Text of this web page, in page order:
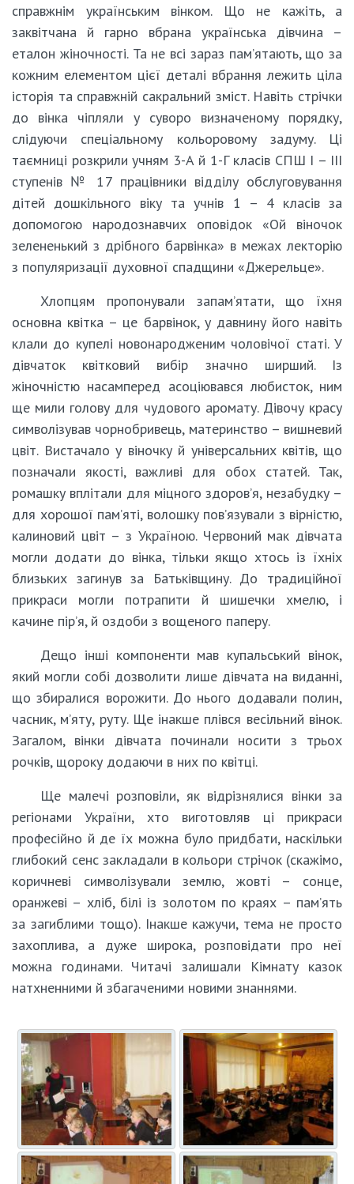
справжнім українським вінком. Що не кажіть, а
заквітчана й гарно вбрана українська дівчина –
еталон жіночності. Та не всі зараз пам’ятають, що за
кожним елементом цієї деталі вбрання лежить ціла
історія та справжній сакральний зміст. Навіть стрічки
до вінка чіпляли у суворо визначеному порядку,
слідуючи спеціальному кольоровому задуму. Ці
таємниці розкрили учням 3-А й 1-Г класів СПШ І – ІІІ
ступенів № 17 працівники відділу обслуговування
дітей дошкільного віку та учнів 1 – 4 класів за
допомогою народознавчих оповідок «Ой віночок
зелененький з дрібного барвінка» в межах лекторію
з популяризації духовної спадщини «Джерельце».
Хлопцям пропонували запам’ятати, що їхня
основна квітка – це барвінок, у давнину його навіть
клали до купелі новонародженим чоловічої статі. У
дівчаток квітковий вибір значно ширший. Із
жіночністю насамперед асоціювався любисток, ним
ще мили голову для чудового аромату. Дівочу красу
символізував чорнобривець, материнство – вишневий
цвіт. Вистачало у віночку й універсальних квітів, що
позначали якості, важливі для обох статей. Так,
ромашку вплітали для міцного здоров’я, незабудку –
для хорошої пам’яті, волошку пов’язували з вірністю,
калиновий цвіт – з Україною. Червоний мак дівчата
могли додати до вінка, тільки якщо хтось із їхніх
близьких загинув за Батьківщину. До традиційної
прикраси могли потрапити й шишечки хмелю, і
качине пір’я, й оздоби з вощеного паперу.
Дещо інші компоненти мав купальський вінок,
який могли собі дозволити лише дівчата на виданні,
що збиралися ворожити. До нього додавали полин,
часник, м’яту, руту. Ще інакше плівся весільний вінок.
Загалом, вінки дівчата починали носити з трьох
рочків, щороку додаючи в них по квітці.
Ще малечі розповіли, як відрізнялися вінки за
регіонами України, хто виготовляв ці прикраси
професійно й де їх можна було придбати, наскільки
глибокий сенс закладали в кольори стрічок (скажімо,
коричневі символізували землю, жовті – сонце,
оранжеві – хліб, білі із золотом по краях – пам’ять
за загиблими тощо). Інакше кажучи, тема не просто
захоплива, а дуже широка, розповідати про неї
можна годинами. Читачі залишали Кімнату казок
натхненними й збагаченими новими знаннями.